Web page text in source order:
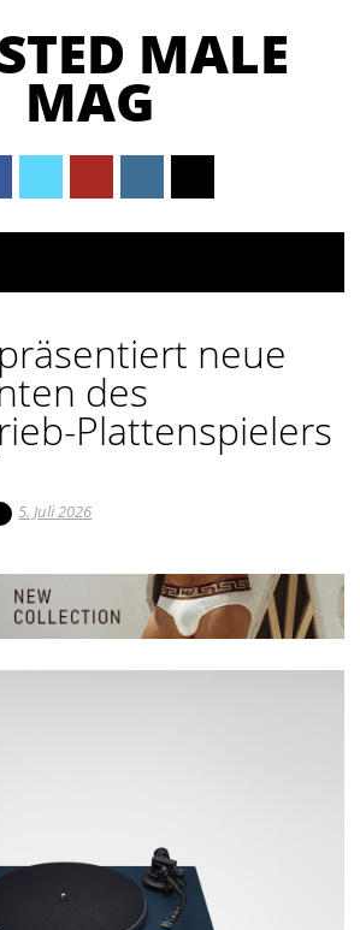
MALE
MAG
neue
des
Plattenspielers
5. Juli 2026